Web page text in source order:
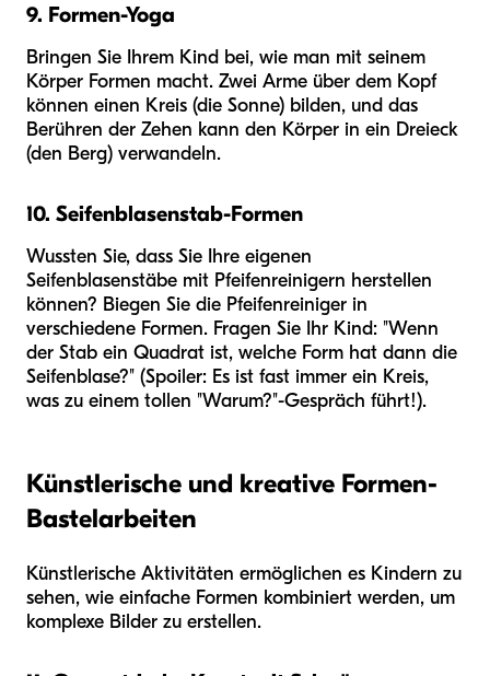
9. Formen-Yoga
Bringen Sie Ihrem Kind bei, wie man mit seinem
Körper Formen macht. Zwei Arme über dem Kopf
können einen Kreis (die Sonne) bilden, und das
Berühren der Zehen kann den Körper in ein Dreieck
(den Berg) verwandeln.
10. Seifenblasenstab-Formen
Wussten Sie, dass Sie Ihre eigenen
Seifenblasenstäbe mit Pfeifenreinigern herstellen
können? Biegen Sie die Pfeifenreiniger in
verschiedene Formen. Fragen Sie Ihr Kind: "Wenn
der Stab ein Quadrat ist, welche Form hat dann die
Seifenblase?" (Spoiler: Es ist fast immer ein Kreis,
was zu einem tollen "Warum?"-Gespräch führt!).
Künstlerische und kreative Formen-
Bastelarbeiten
Künstlerische Aktivitäten ermöglichen es Kindern zu
sehen, wie einfache Formen kombiniert werden, um
komplexe Bilder zu erstellen.